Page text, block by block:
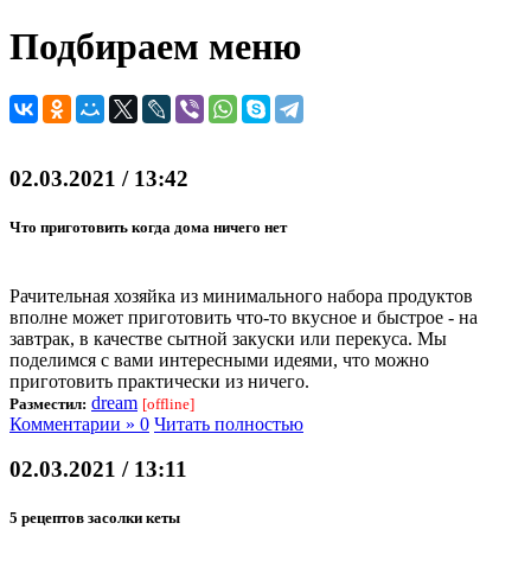
Подбираем меню
02.03.2021 / 13:42
Что приготовить когда дома ничего нет
Рачительная хозяйка из минимального набора продуктов
вполне может приготовить что-то вкусное и быстрое - на
завтрак, в качестве сытной закуски или перекуса. Мы
поделимся с вами интересными идеями, что можно
приготовить практически из ничего.
Разместил: dream [offline]
Комментарии » 0 Читать полностью
02.03.2021 / 13:11
5 рецептов засолки кеты